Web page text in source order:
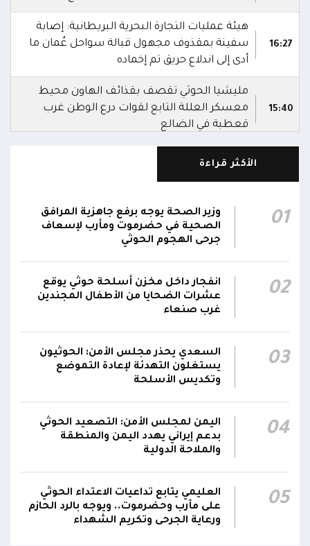
16:27
هيئة عمليات التجارة البحرية البريطانية: إصابة
سفينة بمقذوف مجهول قبالة سواحل عُمان ما
أدى إلى اندلاع حريق تم إخماده
15:40
مليشيا الحوثي تقصف بقذائف الهاون محيط
معسكر العللة التابع لقوات درع الوطن غرب
قعطبة في الضالع
مليشيا الحوثي تقصف أحياء سكنية غرب قعطبة
15:35
قصف حوثي عشوائي بالسلاح الثقيل يستهدف
مناطق مآهولة بقرى المعزوب والعبارى في
محافظة الضالع
12:22
والجيش يقصف مواقع حوثية ويتصدى للمسيرات
الأكثر قراءة
01
وزير الصحة يوجه برفع جاهزية المرافق
الصحية في حضرموت ومأرب لإسعاف
جرحى الهجوم الحوثي
02
انفجار داخل مخزن أسلحة حوثي يوقع
عشرات الضحايا من الأطفال المجندين
غرب صنعاء
03
السعدي يحذر مجلس الأمن: الحوثيون
يستغلون التهدئة لإعادة التموضع
وتكديس الأسلحة
04
اليمن لمجلس الأمن: التصعيد الحوثي
بدعم إيراني يهدد اليمن والمنطقة
والملاحة الدولية
05
العليمي يتابع تداعيات الاعتداء الحوثي
على مأرب وحضرموت.. ويوجه بالرد الحازم
ورعاية الجرحى وتكريم الشهداء